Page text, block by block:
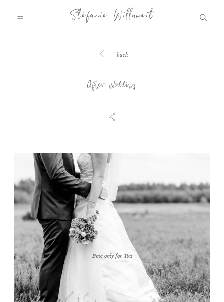
Stefanie Willuweit
BLOG
INFO
CONTACT
back
After Wedding
Time only for You